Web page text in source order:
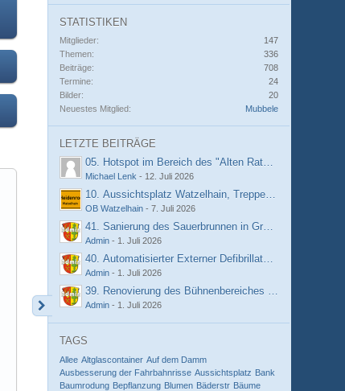
STATISTIKEN
Mitglieder
147
Themen
336
Beiträge
708
Termine
24
Bilder
20
Neuestes Mitglied
Mubbele
LETZTE BEITRÄGE
05. Hotspot im Bereich des "Alten Rathauses"
Michael Lenk - 12. Juli 2026
10. Aussichtsplatz Watzelhain, Treppenstufen
OB Watzelhain -7. Juli 2026
41. Sanierung des Sauerbrunnen in Grebenroth
Admin - 1. Juli 2026
40. Automatisierter Externer Defibrillator (AED) an der
Admin - 1. Juli 2026
39. Renovierung des Bühnenbereiches im DGH -
Admin - 1. Juli 2026
TAGS
Allee Altglascontainer Auf dem Damm
Ausbesserung der Fahrbahnrisse Aussichtsplatz Bank
Baumrodung Bepflanzung Blumen Bäderstr Bäume